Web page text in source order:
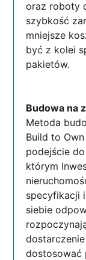
oraz roboty
szybkość
mniejsze
być z kolei
pakietów.
Budowa na
Metoda
Build to
podejście
którym
specyfikacji
siebie
dostosować